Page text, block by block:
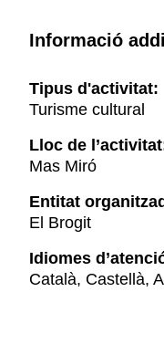
Informació
Tipus d'activitat:
Turisme cultural
Lloc de
Mas Miró
Entitat
El Brogit
Idiomes
Català, Castellà,